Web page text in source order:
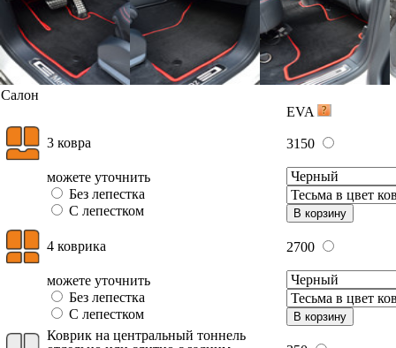
Салон
EVA
3 ковра 3150
можете уточнить
Без лепестка
С лепестком
В корзину
4 коврика 2700
можете уточнить
Без лепестка
С лепестком
В корзину
Коврик на центральный тоннель